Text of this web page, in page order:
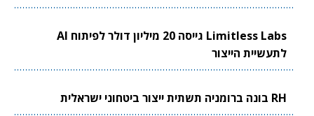
Limitless Labs גייסה 20 מיליון דולר לפיתוח AI
לתעשיית הייצור
RH בונה ברומניה תשתית ייצור ביטחוני ישראלית